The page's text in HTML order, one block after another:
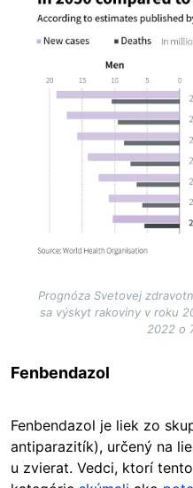
Prognóza Svetovej
sa výskyt rakoviny v roku
2022 o
Fenbendazol
Fenbendazol je liek zo
antiparazitík), určený na
u zvierat. Vedci, ktorí